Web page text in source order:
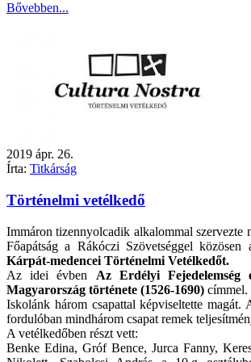
Bővebben...
2019 ápr. 26.
Írta: Titkárság
Történelmi vetélkedő
Immáron tizennyolcadik alkalommal szervezte
Főapátság a Rákóczi Szövetséggel
Kárpát-medencei Történelmi Vetélkedőt.
Az idei évben Az Erdélyi Fejedelemség
Magyarország története (1526-1690) címmel.
Iskolánk három csapattal képviseltette magát.
fordulóban mindhárom csapat remek
A vetélkedőben részt vett:
Benke Edina, Gróf Bence, Jurca Fanny,